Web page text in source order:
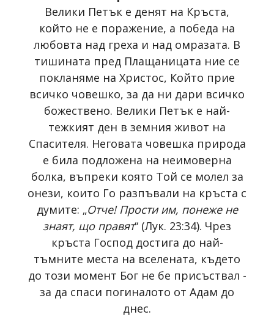
Велики Петък е денят на Кръста,
който не е поражение, а победа на
любовта над греха и над омразата. В
тишината пред Плащаницата ние се
покланяме на Христос, Който прие
всичко човешко, за да ни дари всичко
божествено. Велики Петък е най-
тежкият ден в земния живот на
Спасителя. Неговата човешка природа
е била подложена на неимоверна
болка, въпреки която Той се молел за
онези, които Го разпъвали на кръста с
думите: „Отче! Прости им, понеже не
знаят, що правят“ (Лук. 23:34). Чрез
кръста Господ достига до най-
тъмните места на вселената, където
до този момент Бог не бе присъствал -
за да спаси погиналото от Адам до
днес.